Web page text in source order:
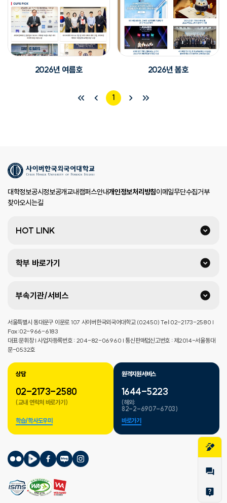
2026년 여름호 2026년 봄호
1
대학정보공시정보공개교내캠퍼스안내개인정보처리방침이메일무단수집거부
찾아오시는길
HOT LINK
학부 바로가기
부속기관/서비스
서울특별시 동대문구 이문로 107 사이버한국외국어대학교 (02450) Tel:02-2173-2580 |
Fax:02-966-6183
대표:문휘창 | 사업자등록번호 : 204-82-06960 | 통신판매업신고번호 : 제2014-서울동대
문-0532호
상담
02-2173-2580
(교내 연락처 바로가기)
학습/학사도우미
원격지원서비스
1644-5223
(해외:
82-2-6907-6703)
바로가기